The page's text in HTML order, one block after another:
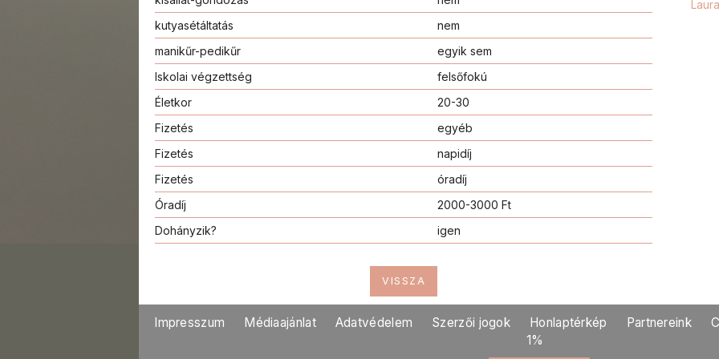
kutyasétáltatás
nem
manikűr-pedikűr
egyik sem
Iskolai végzettség
felsőfokú
Életkor
20-30
Fizetés
egyéb
Fizetés
napidíj
Fizetés
óradíj
Óradíj
2000-3000 Ft
Dohányzik?
igen
VISSZA
Impresszum Médiaajánlat Adatvédelem Szerzői jogok Honlaptérkép Partnereink
1%